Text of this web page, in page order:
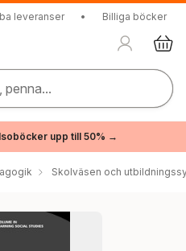
leveranser • Billiga böcker
penna...
upp till 50% →
Skolväsen och